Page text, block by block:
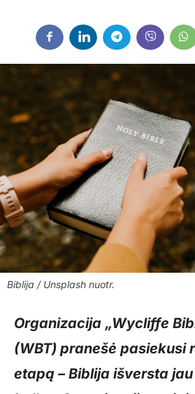
Biblija / Unsplash nuotr.
Organizacija „Wycliffe
(WBT) pranešė pasiekusi
etapą – Biblija išversta